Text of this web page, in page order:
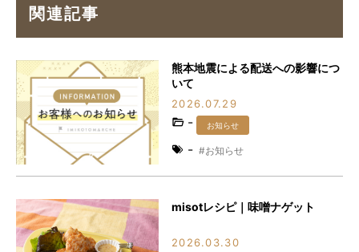
関連記事
熊本地震による配送への影響につ
いて
2026.07.29
- お知らせ
- お知らせ
misotレシピ｜味噌ナゲット
2026.03.30